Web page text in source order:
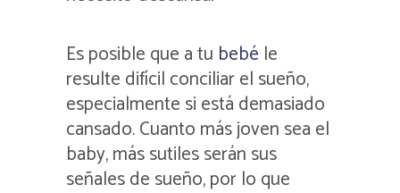
Es posible que a tu bebé le
resulte difícil conciliar el sueño,
especialmente si está demasiado
cansado. Cuanto más joven sea el
baby, más sutiles serán sus
señales de sueño, por lo que